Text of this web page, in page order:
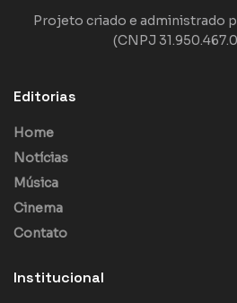
Projeto criado e administrado
(CNPJ
Editorias
Home
Notícias
Música
Cinema
Contato
Institucional